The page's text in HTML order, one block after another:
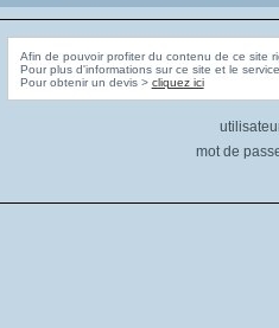
Afin de pouvoir profiter du contenu de ce site
Pour plus d'informations sur ce site et le
Pour obtenir un devis > cliquez ici
mot de